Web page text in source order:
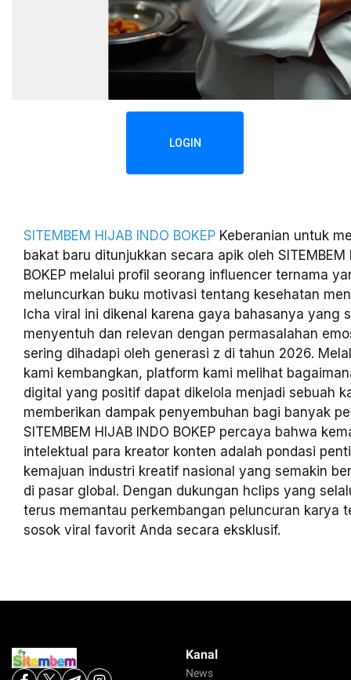
LOGIN
SITEMBEM HIJAB INDO BOKEP Keberanian untuk
bakat baru ditunjukkan secara apik oleh SITEMBEM
BOKEP melalui profil seorang influencer ternama
meluncurkan buku motivasi tentang kesehatan
Icha viral ini dikenal karena gaya bahasanya yang
menyentuh dan relevan dengan permasalahan
sering dihadapi oleh generasi z di tahun 2026.
kami kembangkan, platform kami melihat
digital yang positif dapat dikelola menjadi sebuah
memberikan dampak penyembuhan bagi banyak
SITEMBEM HIJAB INDO BOKEP percaya bahwa
intelektual para kreator konten adalah pondasi
kemajuan industri kreatif nasional yang semakin
di pasar global. Dengan dukungan hclips yang
terus memantau perkembangan peluncuran karya
sosok viral favorit Anda secara eksklusif.
Kanal
News